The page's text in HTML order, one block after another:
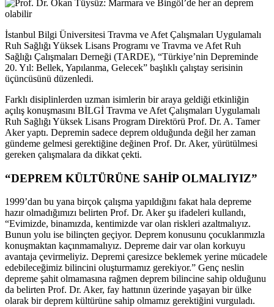
İstanbul Bilgi Üniversitesi Travma ve Afet Çalışmaları Uygulamalı
Ruh Sağlığı Yüksek Lisans Programı ve Travma ve Afet Ruh
Sağlığı Çalışmaları Derneği (TARDE), “Türkiye’nin Depreminde
20. Yıl: Bellek, Yapılanma, Gelecek” başlıklı çalıştay serisinin
üçüncüsünü düzenledi.
Farklı disiplinlerden uzman isimlerin bir araya geldiği etkinliğin
açılış konuşmasını BİLGİ Travma ve Afet Çalışmaları Uygulamalı
Ruh Sağlığı Yüksek Lisans Program Direktörü Prof. Dr. A. Tamer
Aker yaptı. Depremin sadece deprem olduğunda değil her zaman
gündeme gelmesi gerektiğine değinen Prof. Dr. Aker, yürütülmesi
gereken çalışmalara da dikkat çekti.
“DEPREM KÜLTÜRÜNE SAHİP OLMALIYIZ”
1999’dan bu yana birçok çalışma yapıldığını fakat hala depreme
hazır olmadığımızı belirten Prof. Dr. Aker şu ifadeleri kullandı,
“Evimizde, binamızda, kentimizde var olan riskleri azaltmalıyız.
Bunun yolu ise bilinçten geçiyor. Deprem konusunu çocuklarımızla
konuşmaktan kaçınmamalıyız. Depreme dair var olan korkuyu
avantaja çevirmeliyiz. Depremi çaresizce beklemek yerine mücadele
edebileceğimiz bilincini oluşturmamız gerekiyor.” Genç neslin
depreme şahit olmamasına rağmen deprem bilincine sahip olduğunu
da belirten Prof. Dr. Aker, fay hattının üzerinde yaşayan bir ülke
olarak bir deprem kültürüne sahip olmamız gerektiğini vurguladı.